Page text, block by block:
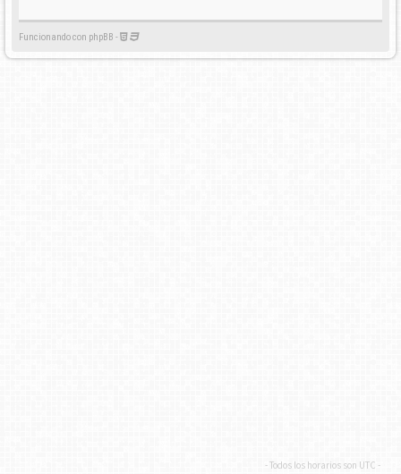
Funcionando con phpBB -
- Todos los horarios son UTC -